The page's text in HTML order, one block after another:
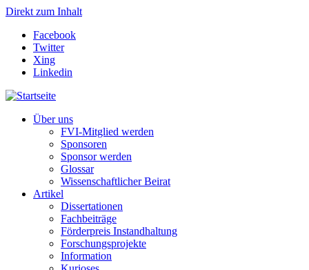
Direkt zum Inhalt
Facebook
Twitter
Xing
Linkedin
Über uns
FVI-Mitglied werden
Sponsoren
Sponsor werden
Glossar
Wissenschaftlicher Beirat
Artikel
Dissertationen
Fachbeiträge
Förderpreis Instandhaltung
Forschungsprojekte
Information